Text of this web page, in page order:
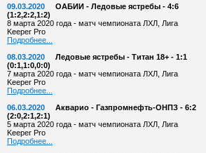
09.03.2020
ОАБИИ - Ледовые ястребы - 4:6
(1:2,2:2,1:2)
8 марта 2020 года - матч чемпионата ЛХЛ, Лига
Keeper Pro
Подробнее...
08.03.2020
Ледовые ястребы - Титан 18+ - 1:1
(0:1,1:0,0:0)
7 марта 2020 года - матч чемпионата ЛХЛ, Лига
Keeper Pro
Подробнее...
06.03.2020
Акварио - Газпромнефть-ОНПЗ - 6:2
(2:0,2:1,2:1)
5 марта 2020 года - матч чемпионата ЛХЛ, Лига
Keeper Pro
Подробнее...